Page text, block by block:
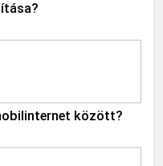
között?